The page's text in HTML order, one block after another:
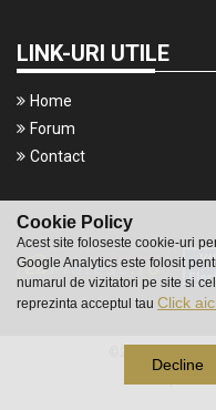
Cookie Policy
Acest site foloseste cookie-uri
Google Analytics este folosit
numarul de vizitatori pe site si
reprezinta acceptul tau Click
Decline
LINK-URI UTILE
Home
Forum
Contact